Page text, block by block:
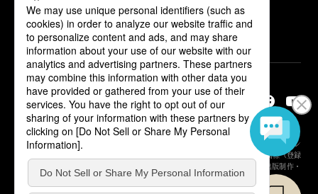
ABJマークは、この電子書店・電子書籍配信サービスが、著作権者からコン
テンツ使用許諾を得た正規版配信サービスであることを示す登録商標（登録
番号 第6091713号）です。詳しくは［ABJマーク］または［電子出版制作・
流通協議会］で検索してください。